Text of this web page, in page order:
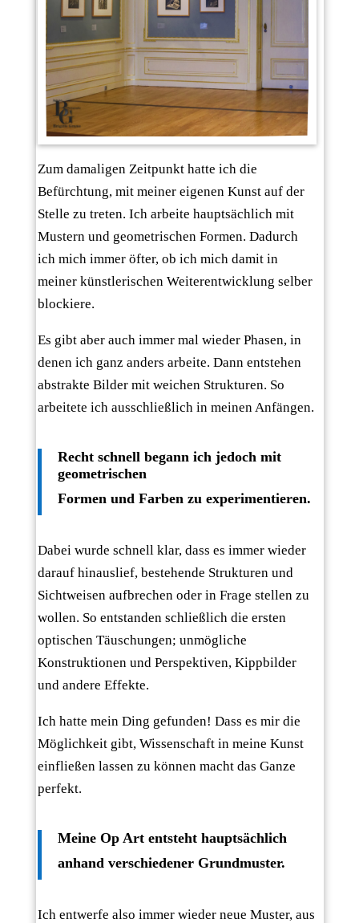
Zum damaligen Zeitpunkt hatte ich die
Befürchtung, mit meiner eigenen Kunst auf der
Stelle zu treten. Ich arbeite hauptsächlich mit
Mustern und geometrischen Formen. Dadurch
ich mich immer öfter, ob ich mich damit in
meiner künstlerischen Weiterentwicklung selber
blockiere.
Es gibt aber auch immer mal wieder Phasen, in
denen ich ganz anders arbeite. Dann entstehen
abstrakte Bilder mit weichen Strukturen. So
arbeitete ich ausschließlich in meinen Anfängen.
Recht schnell begann ich jedoch mit
geometrischen
Formen und Farben zu experimentieren.
Dabei wurde schnell klar, dass es immer wieder
darauf hinauslief, bestehende Strukturen und
Sichtweisen aufbrechen oder in Frage stellen zu
wollen. So entstanden schließlich die ersten
optischen Täuschungen; unmögliche
Konstruktionen und Perspektiven, Kippbilder
und andere Effekte.
Ich hatte mein Ding gefunden! Dass es mir die
Möglichkeit gibt, Wissenschaft in meine Kunst
einfließen lassen zu können macht das Ganze
perfekt.
Meine Op Art entsteht hauptsächlich
anhand verschiedener Grundmuster.
Ich entwerfe also immer wieder neue Muster, aus